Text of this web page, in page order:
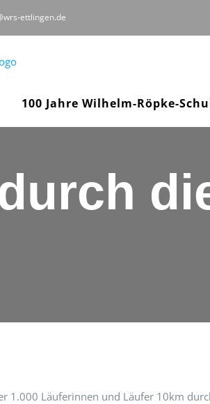
ettlingen.de
100 Jahre Wilhelm-Röpke-
1.000 Läuferinnen und Läufer 10km